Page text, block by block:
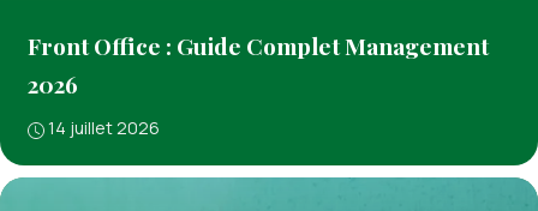
Front Office : Guide Complet Management
2026
14 juillet 2026